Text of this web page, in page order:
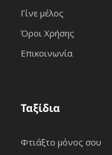
Γίνε μέλος
Όροι Χρήσης
Επικοινωνία
Ταξίδια
Φτιάξτο μόνος σου